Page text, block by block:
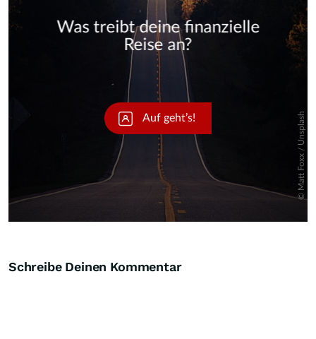
Schreibe Deinen Kommentar